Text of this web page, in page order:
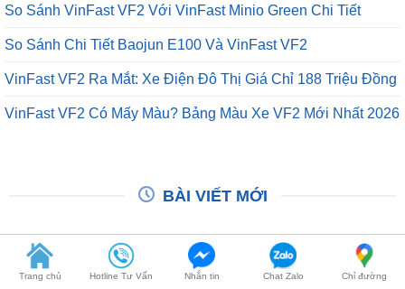
So Sánh VinFast VF2 Với VinFast Minio Green Chi Tiết
So Sánh Chi Tiết Baojun E100 Và VinFast VF2
VinFast VF2 Ra Mắt: Xe Điện Đô Thị Giá Chỉ 188 Triệu Đồng
VinFast VF2 Có Mấy Màu? Bảng Màu Xe VF2 Mới Nhất 2026
BÀI VIẾT MỚI
Trang chủ Hotline Tư Vấn Nhắn tin Chat Zalo Chỉ đường